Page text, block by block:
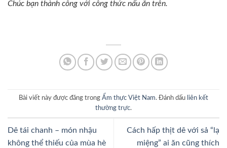
Chúc bạn thành công với công thức nấu ăn trên.
Bài viết này được đăng trong Ẩm thực Việt Nam. Đánh dấu liên kết
thường trực.
Dê tái chanh – món nhậu
không thể thiếu của mùa hè
Cách hấp thịt dê với sả “lạ
miệng” ai ăn cũng thích